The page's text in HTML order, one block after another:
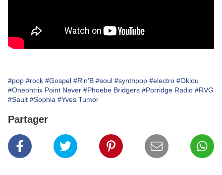
#pop #rock #Gospel #R'n'B #soul #synthpop #electro #Oklou
#Oneohtrix Point Never #Phoebe Bridgers #Porridge Radio #RVG
#Sault #Sophia #Yves Tumor
Partager